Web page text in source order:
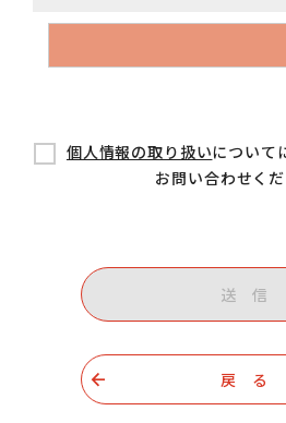
個人情報の取り扱いについて
お問い合わせくだ
送 信
戻 る